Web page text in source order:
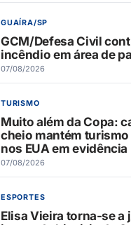
GUAÍRA/SP
GCM/Defesa Civil
incêndio em área de
07/08/2026
TURISMO
Muito além da Copa:
cheio mantém
nos EUA em evidência
07/08/2026
ESPORTES
Elisa Vieira torna-se a